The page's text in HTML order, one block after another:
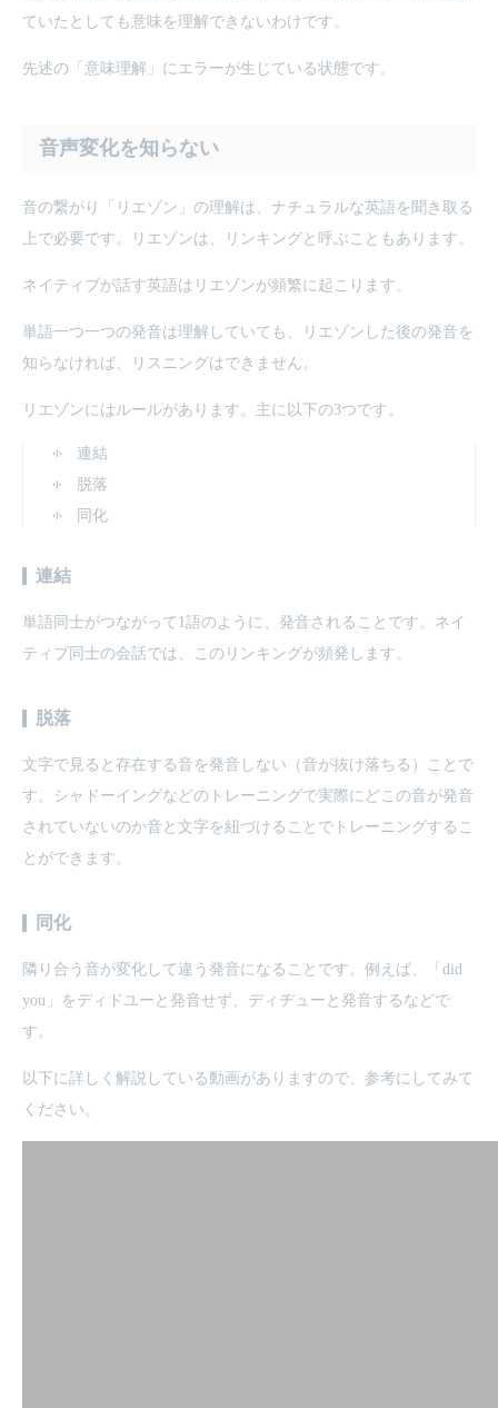
ていたとしても意味を理解できないわけです。
先述の「意味理解」にエラーが生じている状態です。
音声変化を知らない
音の繋がり「リエゾン」の理解は、ナチュラルな英語を聞き取る
上で必要です。リエゾンは、リンキングと呼ぶこともあります。
ネイティブが話す英語はリエゾンが頻繁に起こります。
単語一つ一つの発音は理解していても、リエゾンした後の発音を
知らなければ、リスニングはできません。
リエゾンにはルールがあります。主に以下の3つです。
連結
脱落
同化
連結
単語同士がつながって1語のように、発音されることです。ネイ
ティブ同士の会話では、このリンキングが頻発します。
脱落
文字で見ると存在する音を発音しない（音が抜け落ちる）ことで
す。シャドーイングなどのトレーニングで実際にどこの音が発音
されていないのか音と文字を紐づけることでトレーニングするこ
とができます。
同化
隣り合う音が変化して違う発音になることです。例えば、「did
you」をディドユーと発音せず、ディヂューと発音するなどで
す。
以下に詳しく解説している動画がありますので、参考にしてみて
ください。